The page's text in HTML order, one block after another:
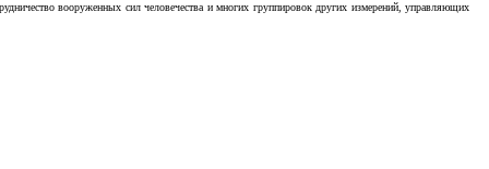
вооруженных сил человечества и многих группировок других измерений, управляющих